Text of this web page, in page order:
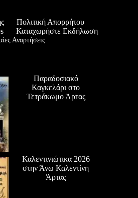
Πολιτική Απορρήτου
Καταχωρήστε Εκδήλωση
Αναρτήσεις
Παραδοσιακό
Καγκελάρι στο
Τετράκωμο Άρτας
Καλεντινιώτικα 2026
στην Άνω Καλεντίνη
Άρτας